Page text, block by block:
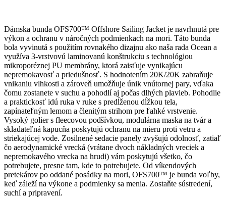
–
čierna
Dámska bunda OFS700™ Offshore Sailing Jacket je navrhnutá pre
výkon a ochranu v náročných podmienkach na mori. Táto bunda
bola vyvinutá s použitím rovnakého dizajnu ako naša rada Ocean a
využíva 3-vrstvovú laminovanú konštrukciu s technológiou
mikroporéznej PU membrány, ktorá zaisťuje vynikajúcu
nepremokavosť a priedušnosť. S hodnotením 20K/20K zabraňuje
vnikaniu vlhkosti a zároveň umožňuje únik vnútornej pary, vďaka
čomu zostanete v suchu a pohodlí aj počas dlhých plavieb. Pohodlie
a praktickosť idú ruka v ruke s predĺženou dĺžkou tela,
zapínateľným lemom a členitým strihom pre ľahké vrstvenie.
Vysoký golier s fleecovou podšívkou, modulárna maska na tvár a
skladateľná kapucňa poskytujú ochranu na mieru proti vetru a
striekajúcej vode. Zosilnené sedacie panely zvyšujú odolnosť, zatiaľ
čo aerodynamické vrecká (vrátane dvoch nákladných vreciek a
nepremokavého vrecka na hrudi) vám poskytujú všetko, čo
potrebujete, presne tam, kde to potrebujete. Od víkendových
pretekárov po oddané posádky na mori, OFS700™ je bunda voľby,
keď záleží na výkone a podmienky sa menia. Zostaňte sústredení,
suchí a pripravení.